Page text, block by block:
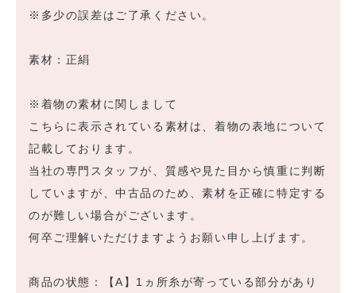
※多少の誤差はご了承ください。
素材：正絹
※着物の素材に関しまして
こちらに表示されている素材は、着物の表地について
記載しております。
当社の専門スタッフが、質感や見た目から慎重に判断
していますが、中古品のため、素材を正確に特定する
のが難しい場合がございます。
何卒ご理解いただけますようお願い申し上げます。
商品の状態：【A】1ヵ所糸が寄っている部分があり